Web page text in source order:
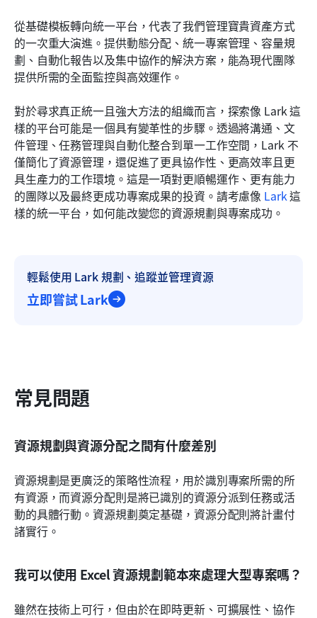
從基礎模板轉向統一平台，代表了我們管理寶貴資產方式
的一次重大演進。提供動態分配、統一專案管理、容量規
劃、自動化報告以及集中協作的解決方案，能為現代團隊
提供所需的全面監控與高效運作。
對於尋求真正統一且強大方法的組織而言，探索像 Lark 這
樣的平台可能是一個具有變革性的步驟。透過將溝通、文
件管理、任務管理與自動化整合到單一工作空間，Lark 不
僅簡化了資源管理，還促進了更具協作性、更高效率且更
具生產力的工作環境。這是一項對更順暢運作、更有能力
的團隊以及最終更成功專案成果的投資。請考慮像 Lark 這
樣的統一平台，如何能改變您的資源規劃與專案成功。
輕鬆使用 Lark 規劃、追蹤並管理資源
立即嘗試 Lark
常見問題
資源規劃與資源分配之間有什麼差別
資源規劃是更廣泛的策略性流程，用於識別專案所需的所
有資源，而資源分配則是將已識別的資源分派到任務或活
動的具體行動。資源規劃奠定基礎，資源分配則將計畫付
諸實行。
我可以使用 Excel 資源規劃範本來處理大型專案嗎？
雖然在技術上可行，但由於在即時更新、可擴展性、協作